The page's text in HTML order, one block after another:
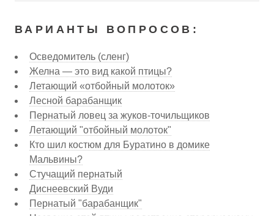
ВАРИАНТЫ ВОПРОСОВ:
Осведомитель (сленг)
Желна — это вид какой птицы?
Летающий «отбойный молоток»
Лесной барабанщик
Пернатый ловец за жуков-точильщиков
Летающий "отбойный молоток"
Кто шил костюм для Буратино в домике
Мальвины?
Стучащий пернатый
Диснеевский Вуди
Пернатый "барабанщик"